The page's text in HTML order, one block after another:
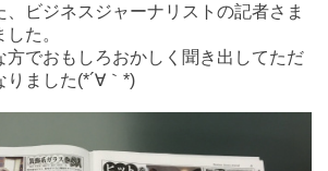
ビジネスジャーナリストの記者さま
た。
方でおもしろおかしく聞き出してただ
ました(*´∀｀*)